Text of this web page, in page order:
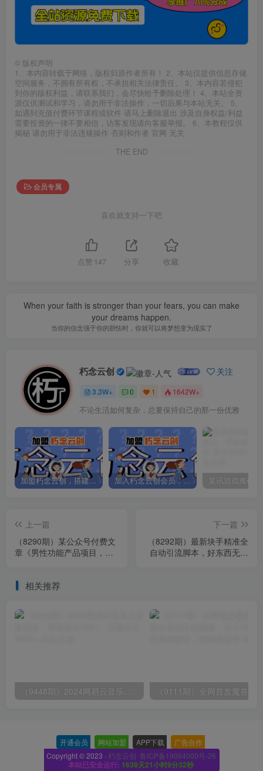
© 版权声明
1、本内容转载于网络，版权归原作者所有！ 2、本站仅提供信息存储
空间服务，不拥有所有权，不承担相关法律责任。 3、本内容若侵犯
到你的版权利益，请联系我们，会尽快给予删除处理！ 4、本站全资
源仅供测试和学习，请勿用于非法操作，一切后果与本站无关。 5、
如遇到充值付费环节课程或软件 请马上删除退出 涉及自身权益/利益
需要投资的一律不要相信，访客发现请向客服举报。 6、本教程仅供
揭秘 请勿用于非法违规操作 否则和作者 官网 无关
THE END
会员专属
喜欢就支持一下吧
点赞 147 分享 收藏
When your faith is stronger than your fears, you can make
your dreams happen.
当你的信念强于你的胆怯时，你就可以将梦想变为现实了
朽念云创 关注
3.3W+ 0 1 1642W+
不论生活如何复杂，总要保持自己的那一份优雅
加盟朽念云创，搭建同款项目资源站，实现日入2000+ 加入朽念云创会员，全站资源免费学习。
上一篇
（8290期）某公众号付费文
章《男性功能产品项目，一
下一篇
（8292期）最新块手精准全
自动引流脚本，好东西无需
相关推荐
开通会员 网站加盟 APP下载 广告合作
Copyright © 2023 · 朽念云创· 鲁ICP备19064000号-26
本站已安全运行: 1638天21小时9分33秒